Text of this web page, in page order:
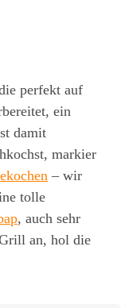
perfekt auf
ein
damit
markier
– wir
tolle
, auch sehr
an, hol die